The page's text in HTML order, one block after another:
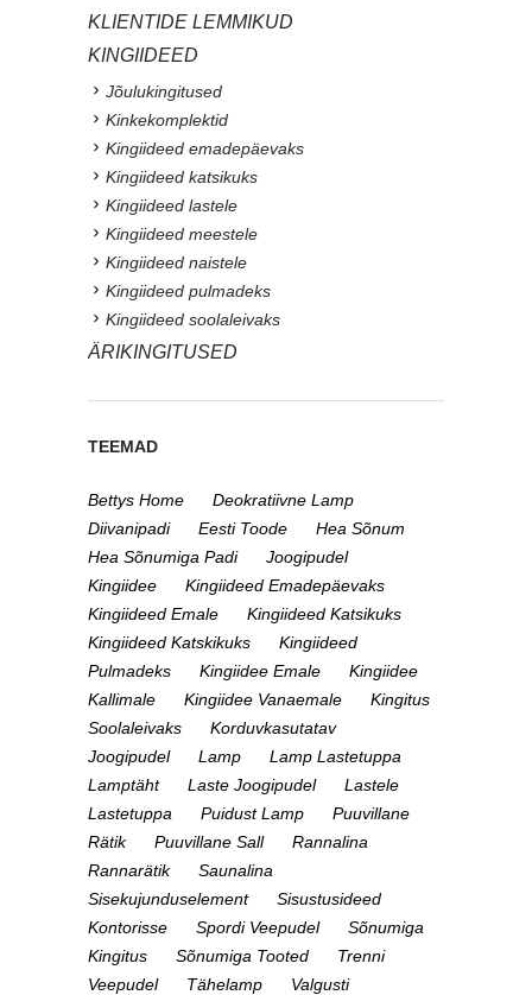
KLIENTIDE LEMMIKUD
KINGIIDEED
Jõulukingitused
Kinkekomplektid
Kingiideed emadepäevaks
Kingiideed katsikuks
Kingiideed lastele
Kingiideed meestele
Kingiideed naistele
Kingiideed pulmadeks
Kingiideed soolaleivaks
ÄRIKINGITUSED
TEEMAD
Bettys Home
Deokratiivne Lamp
Diivanipadi
Eesti Toode
Hea Sõnum
Hea Sõnumiga Padi
Joogipudel
Kingiidee
Kingiideed Emadepäevaks
Kingiideed Emale
Kingiideed Katsikuks
Kingiideed Katskikuks
Kingiideed
Pulmadeks
Kingiidee Emale
Kingiidee
Kallimale
Kingiidee Vanaemale
Kingitus
Soolaleivaks
Korduvkasutatav
Joogipudel
Lamp
Lamp Lastetuppa
Lamptäht
Laste Joogipudel
Lastele
Lastetuppa
Puidust Lamp
Puuvillane
Rätik
Puuvillane Sall
Rannalina
Rannarätik
Saunalina
Sisekujunduselement
Sisustusideed
Kontorisse
Spordi Veepudel
Sõnumiga
Kingitus
Sõnumiga Tooted
Trenni
Veepudel
Tähelamp
Valgusti